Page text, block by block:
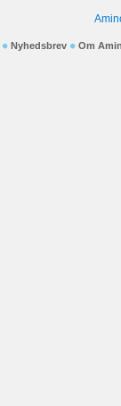
Nyhedsbrev Om